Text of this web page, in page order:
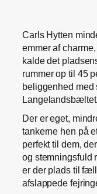
Carls Hytten
emmer af
kalde det
rummer op til 45
beliggenhed med
Langelandsbæltet.
Der er eget,
tankerne hen på
perfekt til dem,
og stemningsfuld
er der plads til
afslappede